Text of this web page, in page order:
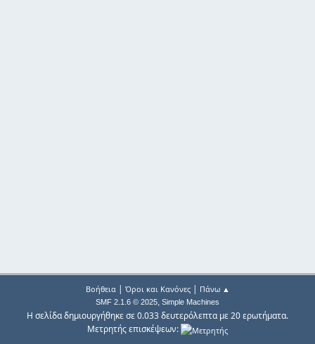
Βοήθεια| Όροι και Κανόνες| Πάνω ▲
SMF 2.1.6 © 2025, Simple Machines
Η σελίδα δημιουργήθηκε σε 0.033 δευτερόλεπτα με 20 ερωτήματα.
Μετρητής επισκέψεων: